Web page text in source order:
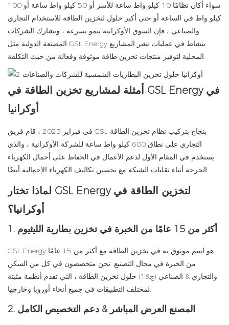
سواء أكان نظامًا 10 كيلو واط ساعة للأسر أو 50 كيلو واط ساعة أو 100
كيلو واط في الساعة أو حتى أكبر حلول لتخزين الطاقة للاستخدام التجاري
والصناعي ، فإن السوق الأوكرانية ينمو بسرعة ، وتشارك الشركات
المصنعة الدولية مثل GSL Energy بنشاط في عمليات نشر المشاريع
المحلية لتوفير منتجات تخزين طاقة موثوقة وفعالة من حيث التكلفة.
أمثلة لمشاريع تخزين الطاقة في GSL Energy في
أوكرانيا
في فبراير 2025 ، قام فريق GSL بنجاح بتركيب نظام تخزين الطاقة
التجاري على نطاق 600 كيلو واط ساعة للشركة الأوكرانية ، والذي
يستخدم في المقام الأول لدعم الأعمال في الحفاظ على أحمال الكهرباء
الحرجة أثناء تقلبات الشبكة مع تحسين تكاليف الكهرباء الإجمالية أيضًا.
لماذا تختار GSL Energy لتخزين الطاقة في
أوكرانيا؟
1. أكثر من 15 عامًا من الخبرة في تخزين بطارية الليثيوم
GSL Energy هو اسم موثوق به في تخزين الطاقة مع أكثر من 15 عامًا
من الخبرة في مجال التصنيع. نحن متخصصون في كل من السكن
والتجاري & الصناعي (ج&1) حلول تخزين الطاقة ، التي تقدم أنظمة مثبتة
لمختلف التطبيقات في جميع أنحاء أوروبا وخارجها.
2. المصنع العرض المباشر & دعم التخصيص الكامل